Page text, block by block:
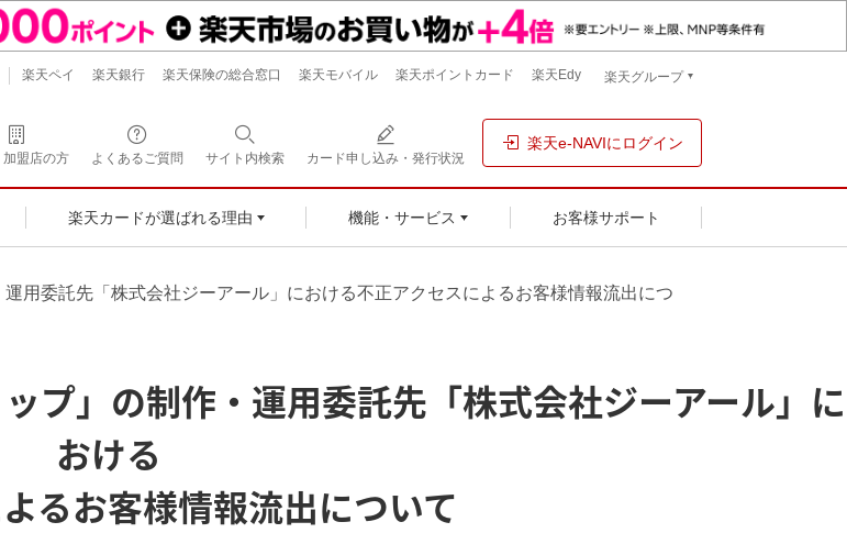
楽天ペイ 楽天銀行 楽天保険の総合窓口 楽天モバイル 楽天ポイントカード 楽天Edy 楽天グループ
加盟店の方 よくあるご質問 サイト内検索 カード申し込み・発行状況
楽天e-NAVIにログイン
楽天カードが選ばれる理由 機能・サービス お客様サポート
用委託先「株式会社ジーアール」における不正アクセスによるお客様情報流出につ
プ」の制作・運用委託先「株式会社ジーアール」に
おける
るお客様情報流出について